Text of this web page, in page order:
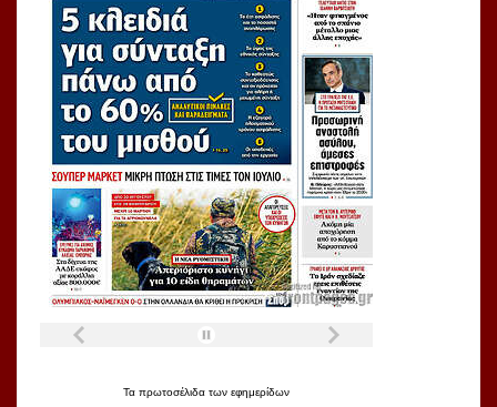
Τα πρωτοσέλιδα των εφημερίδων